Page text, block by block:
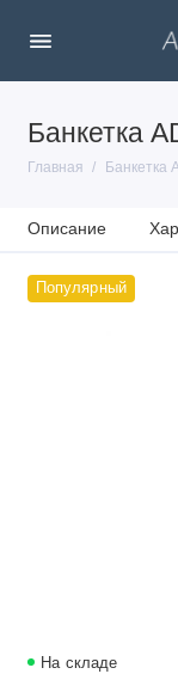
Банкетка
Главная Банкетка
Описание
Популярный
На складе